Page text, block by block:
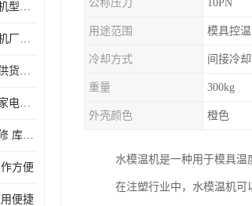
盐城冷水机和冷热一体机型号 康嘉温控 性能稳定
沈阳冷水机和冷热一体机厂家 康嘉温控 操作方便
连云港螺杆式冷水机组供货商 操作方便
宁波螺杆式冷水机组厂家电话 性能稳定
宿迁螺杆式冷水机组维修 库存充足
方便
便捷
公称压力 10PN
用途范围 模具控温
冷却方式 间接冷却
重量 300kg
外壳颜色 橙色
水模温机是一种用于模具温
在注塑行业中，水模温机